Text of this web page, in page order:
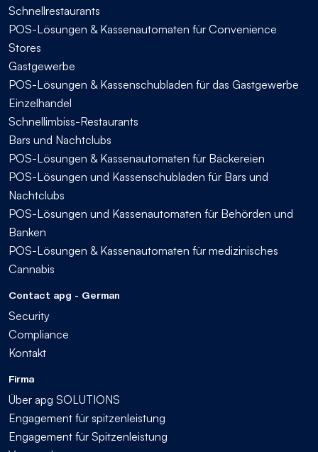
Schnellrestaurants
POS-Lösungen & Kassenautomaten für Convenience
Stores
Gastgewerbe
POS-Lösungen & Kassenschubladen für das Gastgewerbe
Einzelhandel
Schnellimbiss-Restaurants
Bars und Nachtclubs
POS-Lösungen & Kassenautomaten für Bäckereien
POS-Lösungen und Kassenschubladen für Bars und
Nachtclubs
POS-Lösungen und Kassenautomaten für Behörden und
Banken
POS-Lösungen & Kassenautomaten für medizinisches
Cannabis
Contact apg - German
Security
Compliance
Kontakt
Firma
Über apg SOLUTIONS
Engagement für spitzenleistung
Engagement für Spitzenleistung